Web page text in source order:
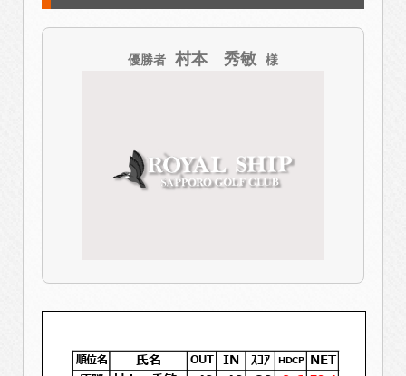
優勝者 村本 秀敏 様